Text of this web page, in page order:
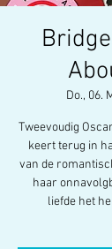
Do., 06.
Tweevoudig
keert terug in
van de
haar
liefde het